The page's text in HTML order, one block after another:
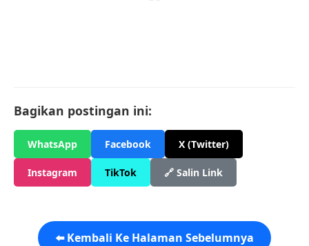
Bagikan postingan ini:
WhatsApp Facebook X (Twitter)
Instagram TikTok 🔗 Salin Link
⬅️ Kembali Ke Halaman Sebelumnya